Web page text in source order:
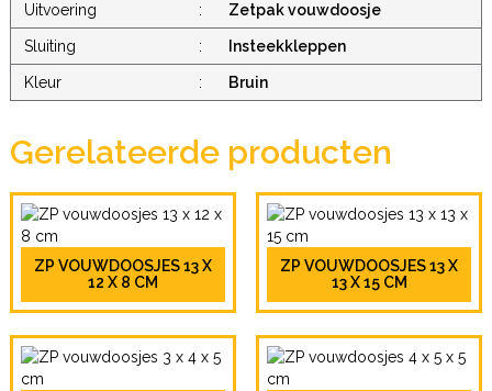
Uitvoering : Zetpak vouwdoosje
Sluiting : Insteekkleppen
Kleur : Bruin
Gerelateerde producten
ZP VOUWDOOSJES 13 X
12 X 8 CM
ZP VOUWDOOSJES 13 X
13 X 15 CM